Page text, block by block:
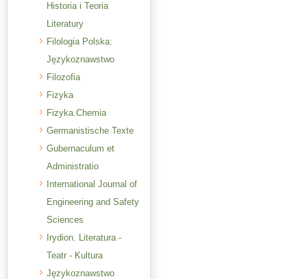
Historia i Teoria
Literatury
Filologia Polska:
Językoznawstwo
Filozofia
Fizyka
Fizyka.Chemia
Germanistische Texte
Gubernaculum et
Administratio
International Journal of
Engineering and Safety
Sciences
Irydion. Literatura -
Teatr - Kultura
Językoznawstwo